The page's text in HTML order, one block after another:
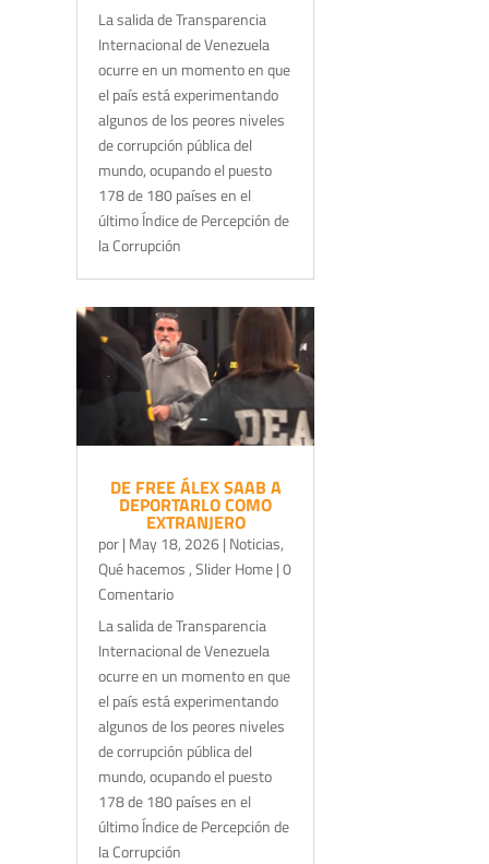
La salida de Transparencia
Internacional de Venezuela
ocurre en un momento en que
el país está experimentando
algunos de los peores niveles
de corrupción pública del
mundo, ocupando el puesto
178 de 180 países en el
último Índice de Percepción de
la Corrupción
DE FREE ÁLEX SAAB A
DEPORTARLO COMO
EXTRANJERO
por| May 18, 2026| Noticias,
Qué hacemos ,Slider Home| 0
Comentario
La salida de Transparencia
Internacional de Venezuela
ocurre en un momento en que
el país está experimentando
algunos de los peores niveles
de corrupción pública del
mundo, ocupando el puesto
178 de 180 países en el
último Índice de Percepción de
la Corrupción